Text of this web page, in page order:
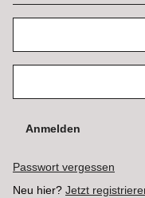
Anmelden
Passwort vergessen
Neu hier? Jetzt